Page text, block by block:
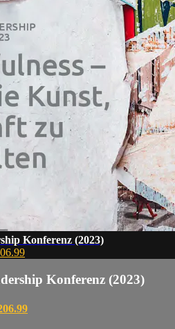
Konferenz (2023)
Konferenz (2023)